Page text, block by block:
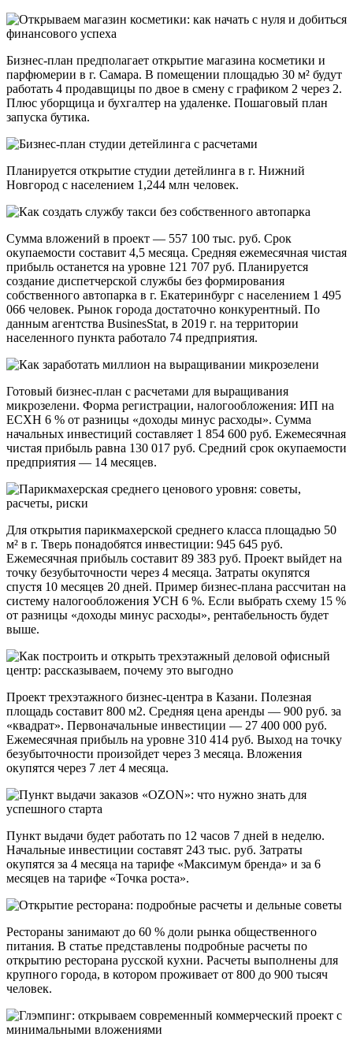
Бизнес-план предполагает открытие магазина косметики и
парфюмерии в г. Самара. В помещении площадью 30 м² будут
работать 4 продавщицы по двое в смену с графиком 2 через 2.
Плюс уборщица и бухгалтер на удаленке. Пошаговый план
запуска бутика.
Планируется открытие студии детейлинга в г. Нижний
Новгород с населением 1,244 млн человек.
Сумма вложений в проект — 557 100 тыс. руб. Срок
окупаемости составит 4,5 месяца. Средняя ежемесячная чистая
прибыль останется на уровне 121 707 руб. Планируется
создание диспетчерской службы без формирования
собственного автопарка в г. Екатеринбург с населением 1 495
066 человек. Рынок города достаточно конкурентный. По
данным агентства BusinesStat, в 2019 г. на территории
населенного пункта работало 74 предприятия.
Готовый бизнес-план с расчетами для выращивания
микрозелени. Форма регистрации, налогообложения: ИП на
ЕСХН 6 % от разницы «доходы минус расходы». Сумма
начальных инвестиций составляет 1 854 600 руб. Ежемесячная
чистая прибыль равна 130 017 руб. Средний срок окупаемости
предприятия — 14 месяцев.
Для открытия парикмахерской среднего класса площадью 50
м² в г. Тверь понадобятся инвестиции: 945 645 руб.
Ежемесячная прибыль составит 89 383 руб. Проект выйдет на
точку безубыточности через 4 месяца. Затраты окупятся
спустя 10 месяцев 20 дней. Пример бизнес-плана рассчитан на
систему налогообложения УСН 6 %. Если выбрать схему 15 %
от разницы «доходы минус расходы», рентабельность будет
выше.
Проект трехэтажного бизнес-центра в Казани. Полезная
площадь составит 800 м2. Средняя цена аренды — 900 руб. за
«квадрат». Первоначальные инвестиции — 27 400 000 руб.
Ежемесячная прибыль на уровне 310 414 руб. Выход на точку
безубыточности произойдет через 3 месяца. Вложения
окупятся через 7 лет 4 месяца.
Пункт выдачи будет работать по 12 часов 7 дней в неделю.
Начальные инвестиции составят 243 тыс. руб. Затраты
окупятся за 4 месяца на тарифе «Максимум бренда» и за 6
месяцев на тарифе «Точка роста».
Рестораны занимают до 60 % доли рынка общественного
питания. В статье представлены подробные расчеты по
открытию ресторана русской кухни. Расчеты выполнены для
крупного города, в котором проживает от 800 до 900 тысяч
человек.